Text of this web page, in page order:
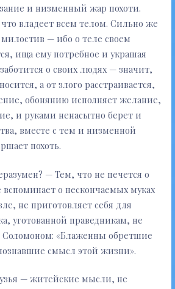
и низменный жар похоти.
владеет всем телом. Сильно же
— ибо о теле своем
ища ему потребное и украшая
о своих людях — значит,
а от злого расстраивается,
обонянию исполняет желание,
и руками ненасытно берет и
вместе с тем и низменной
похоть.
— Тем, что не печется о
вспоминает о нескончаемых муках
не приготовляет себя для
уготованной праведникам, не
Соломоном: «Блаженны обретшие
смысл этой жизни».
— житейские мысли, не